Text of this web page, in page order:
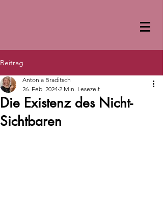
Beitrag
Die Existenz des Nicht-
Sichtbaren
Antonia Braditsch
26. Feb. 2024 2 Min. Lesezeit